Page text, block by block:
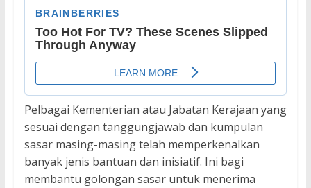
Pelbagai Kementerian atau Jabatan Kerajaan yang
sesuai dengan tanggungjawab dan kumpulan
sasar masing-masing telah memperkenalkan
banyak jenis bantuan dan inisiatif. Ini bagi
membantu golongan sasar untuk menerima